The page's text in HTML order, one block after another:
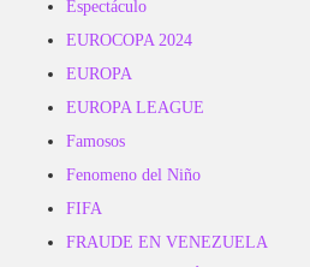
Espectáculo
EUROCOPA 2024
EUROPA
EUROPA LEAGUE
Famosos
Fenomeno del Niño
FIFA
FRAUDE EN VENEZUELA